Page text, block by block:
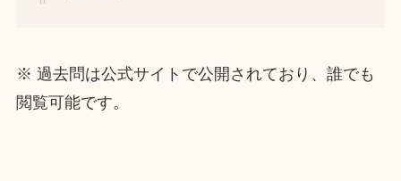
※ 過去問は公式サイトで公開されており、誰でも
閲覧可能です。